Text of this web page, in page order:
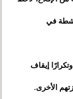
في
إيقاف
الأخرى.